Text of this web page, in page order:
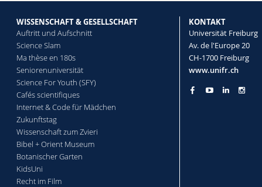
WISSENSCHAFT & GESELLSCHAFT
Auftritt und Aufschnitt
Science Slam
Ma thèse en 180s
Seniorenuniversität
Science For Youth (SFY)
Cafés scientifiques
Internet & Code für Mädchen
Zukunftstag
Wissenschaft zum Zvieri
Bibel + Orient Museum
Botanischer Garten
KidsUni
Recht im Film
KONTAKT
Universität Freiburg
Av. de l'Europe 20
CH-1700 Freiburg
www.unifr.ch